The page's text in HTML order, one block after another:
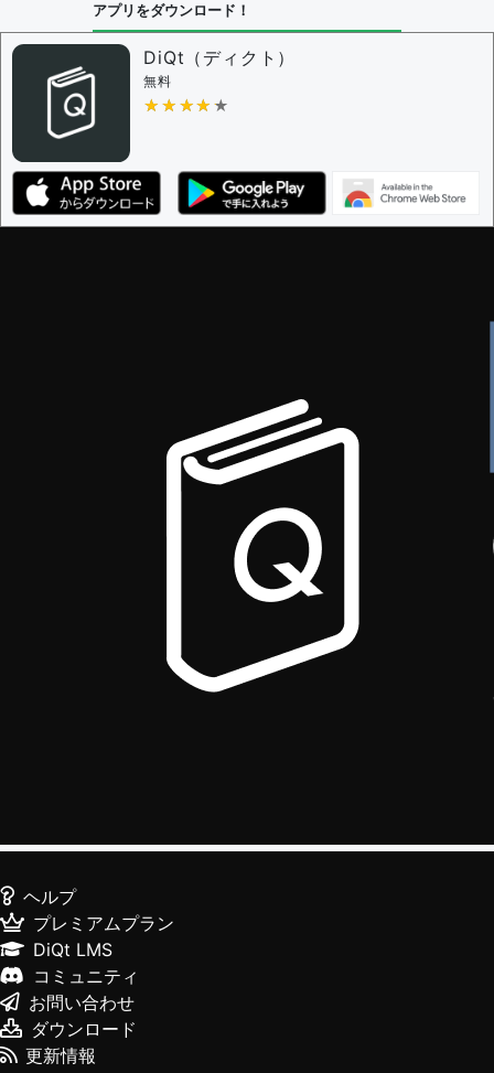
アプリをダウンロード！
DiQt（ディクト）
無料
★★★★★
★★★★★
ヘルプ
プレミアムプラン
DiQt LMS
コミュニティ
お問い合わせ
ダウンロード
更新情報